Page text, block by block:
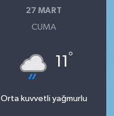
27 MART
CUMA
11 °
Orta kuvvetli yağmurlu